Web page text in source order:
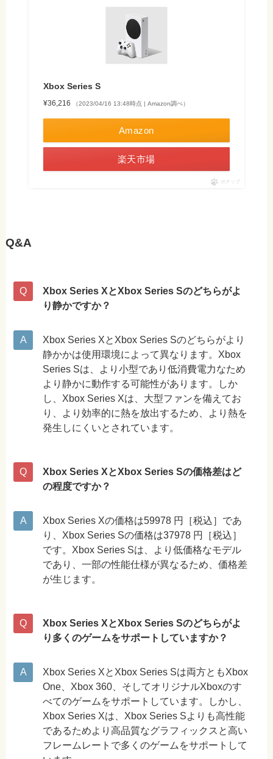
Xbox Series S​
¥36,216 （2023/04/16 13:48時点 | Amazon調べ）
Amazon
楽天市場
ポチップ
Q&A
Xbox Series XとXbox Series Sのどちらがよ
り静かですか？
Xbox Series XとXbox Series Sのどちらがより
静かかは使用環境によって異なります。Xbox
Series Sは、より小型であり低消費電力なため
より静かに動作する可能性があります。しか
し、Xbox Series Xは、大型ファンを備えてお
り、より効率的に熱を放出するため、より熱を
発生しにくいとされています。
Xbox Series XとXbox Series Sの価格差はど
の程度ですか？
Xbox Series Xの価格は59978 円［税込］であ
り、Xbox Series Sの価格は37978 円［税込］
です。Xbox Series Sは、より低価格なモデル
であり、一部の性能仕様が異なるため、価格差
が生じます。
Xbox Series XとXbox Series Sのどちらがよ
り多くのゲームをサポートしていますか？
Xbox Series XとXbox Series Sは両方ともXbox
One、Xbox 360、そしてオリジナルXboxのす
べてのゲームをサポートしています。しかし、
Xbox Series Xは、Xbox Series Sよりも高性能
であるためより高品質なグラフィックスと高い
フレームレートで多くのゲームをサポートして